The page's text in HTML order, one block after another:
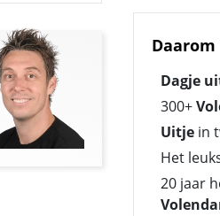
Dagje
300+
Uitje in
Het
20 jaar